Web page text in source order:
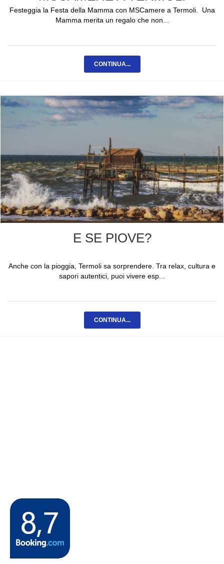
Festeggia la Festa della Mamma con MSCamere a Termoli. Una
Mamma merita un regalo che non...
CONTINUA...
E SE PIOVE?
Anche con la pioggia, Termoli sa sorprendere. Tra relax, cultura e
sapori autentici, puoi vivere esp...
CONTINUA...